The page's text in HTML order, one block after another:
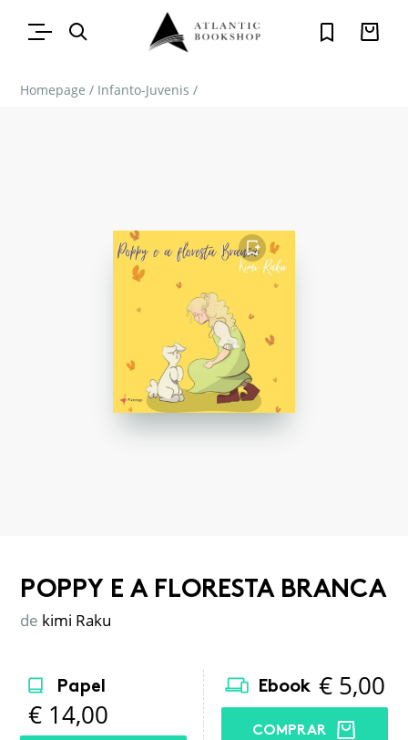
Homepage / Infanto-Juvenis /
FAVORITO
POPPY E A FLORESTA BRANCA
de kimi Raku
Papel
€ 14,00
Ebook € 5,00
COMPRAR